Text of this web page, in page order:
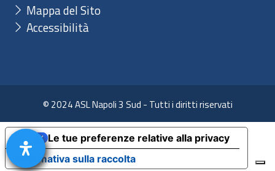
Mappa del Sito
Accessibilità
© 2024 ASL Napoli 3 Sud - Tutti i diritti riservati
Informativa sulla raccolta
Le tue preferenze relative alla privacy